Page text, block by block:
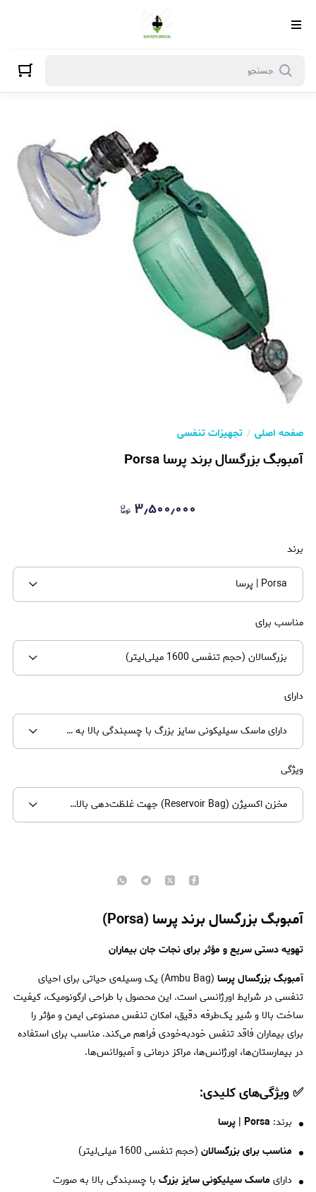
صفحه اصلی تجهیزات تنفسی
آمبوبگ بزرگسال برند پرسا Porsa
۳٫۵۰۰٫۰۰۰
برند
Porsa | پرسا
مناسب برای
بزرگسالان (حجم تنفسی 1600 میلی‌لیتر)
دارای
دارای ماسک سیلیکونی سایز بزرگ با چسبندگی بالا به صورت
ویژگی
مخزن اکسیژن (Reservoir Bag) جهت غلظت‌دهی بالای اکسیژن
آمبوبگ بزرگسال برند پرسا (Porsa)
تهویه دستی سریع و مؤثر برای نجات جان بیماران
آمبوبگ بزرگسال پرسا
(Ambu Bag) یک وسیله‌ی حیاتی برای احیای
تنفسی در شرایط اورژانسی است. این محصول با طراحی ارگونومیک، کیفیت
ساخت بالا و شیر یک‌طرفه دقیق، امکان تنفس مصنوعی ایمن و مؤثر را
برای بیماران فاقد تنفس خودبه‌خودی فراهم می‌کند. مناسب برای استفاده
در بیمارستان‌ها، اورژانس‌ها، مراکز درمانی و آمبولانس‌ها.
✅ ویژگی‌های کلیدی:
برند: Porsa | پرسا
مناسب برای بزرگسالان(حجم تنفسی 1600 میلی‌لیتر)
دارای ماسک سیلیکونی سایز بزرگبا چسبندگی بالا به صورت